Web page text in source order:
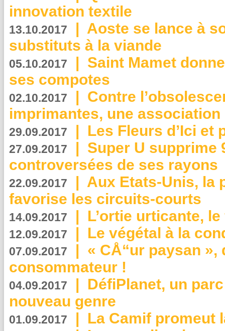
innovation textile
13.10.2017 | Aoste se lance à
substituts à la viande
05.10.2017 | Saint Mamet
ses compotes
02.10.2017 | Contre
imprimantes, une
29.09.2017 | Les Fleurs d’Ici et
27.09.2017 | Super U supprime
controversées de ses rayons
22.09.2017 | Aux Etats-Unis, la
favorise les circuits-courts
14.09.2017 | L’ortie urticante,
12.09.2017 | Le végétal à la
07.09.2017 | « CÅ“ur paysan
consommateur !
04.09.2017 | DéfiPlanet, un
nouveau genre
01.09.2017 | La Camif promeut